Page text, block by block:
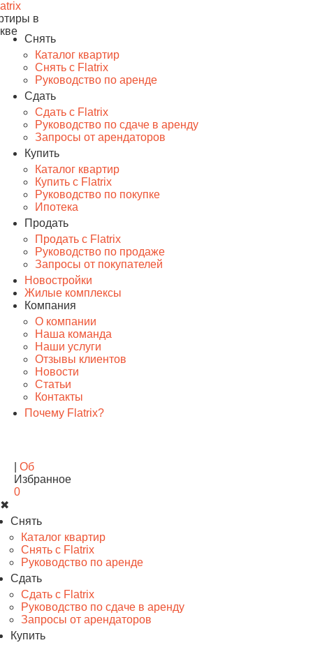
в
Снять
Каталог квартир
Снять с Flatrix
Руководство по аренде
Сдать
Сдать с Flatrix
Руководство по сдаче в аренду
Запросы от арендаторов
Купить
Каталог квартир
Купить с Flatrix
Руководство по покупке
Ипотека
Продать
Продать с Flatrix
Руководство по продаже
Запросы от покупателей
Новостройки
Жилые комплексы
Компания
О компании
Наша команда
Наши услуги
Отзывы клиентов
Новости
Статьи
Контакты
Почему Flatrix?
Обратный звонок
Избранное
0
✖
Снять
Каталог квартир
Снять с Flatrix
Руководство по аренде
Сдать
Сдать с Flatrix
Руководство по сдаче в аренду
Запросы от арендаторов
Купить